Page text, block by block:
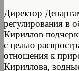
Директор
регулирования в
Кириллов
с целью
отношения к
Кириллова,